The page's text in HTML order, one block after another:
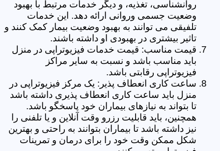
روانشناسی، تغذیه، و دیگر خدمات مرتبط با بهبود
وضعیت جسمی وروانی ارائه دهد. این خدمات
تلفیقی می توانند به بهبود وضعیت بیمار کمک کنند و
تاثیر بیشتری در بهبودی او داشته باشند.
قیمت مناسب: قیمت خدمات فیزیوتراپی در منزل
باید مناسب باشد و نسبت به سایر مراکز
فیزیوتراپی رقابتی باشد.
ساعت کاری انعطاف پذیر: یک مرکز فیزیوتراپی در
منزل باید ساعت کاری انعطاف پذیری داشته باشد
تا بتواند به نیازهای بیماران خود پاسخگو باشد.
همچنین، باید قابلیت رزرو وقت آنلاین و یا تلفنی را
نیز داشته باشد تا بیماران بتوانند به راحتی و بهترین
شکل ممکن وقت خود را برای درمان و تمرینات